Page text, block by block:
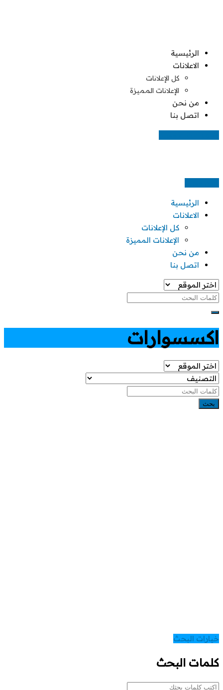
الرئيسية
الاعلانات
كل الإعلانات
الإعلانات المميزة
من نحن
اتصل بنا
الرئيسية
الاعلانات
كل الإعلانات
الإعلانات المميزة
من نحن
اتصل بنا
اكسسوارات
بحث
خيارات البحث
كلمات البحث